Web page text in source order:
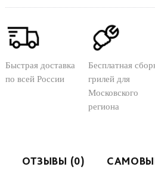
Быстрая доставка
по всей России
Бесплатная
грилей для
Московского
региона
ОТЗЫВЫ (0)